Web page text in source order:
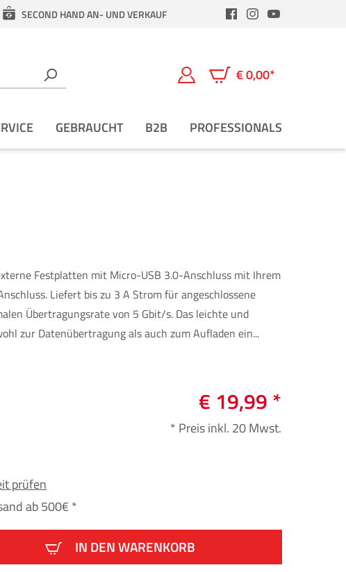
SECOND HAND AN- UND VERKAUF
€ 0,00*
Warenkorb enthält 0
GEBRAUCHT B2B PROFESSIONALS
Festplatten mit Micro-USB 3.0-Anschluss mit Ihrem
Liefert bis zu 3 A Strom für angeschlossene
Übertragungsrate von 5 Gbit/s. Das leichte und
zur Datenübertragung als auch zum Aufladen ein...
€ 19,99 *
* Preis inkl. 20 Mwst.
prüfen
ab 500€ *
IN DEN WARENKORB